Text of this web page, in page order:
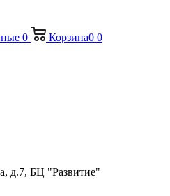
0 Корзина0 0
д.7, БЦ "Развитие"